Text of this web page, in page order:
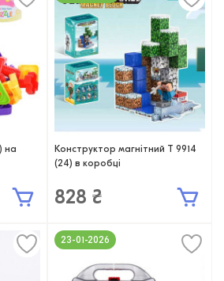
на
Конструктор магнітний T 9914
(24) в коробці
828 ₴
23-01-2026